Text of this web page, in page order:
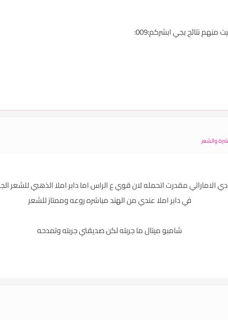
نتائج بجي ابشركم:009:
والشعر
الاماراتي مقدرت اتحمله لان قوي ع الراس اما دابر املا الذهبي للشعر
في دابر املا عندي من الهند مباشره روعه وممتاز للشعر
شامبو ميتال ما جربته لكن صديقتي جربته وتمدحه